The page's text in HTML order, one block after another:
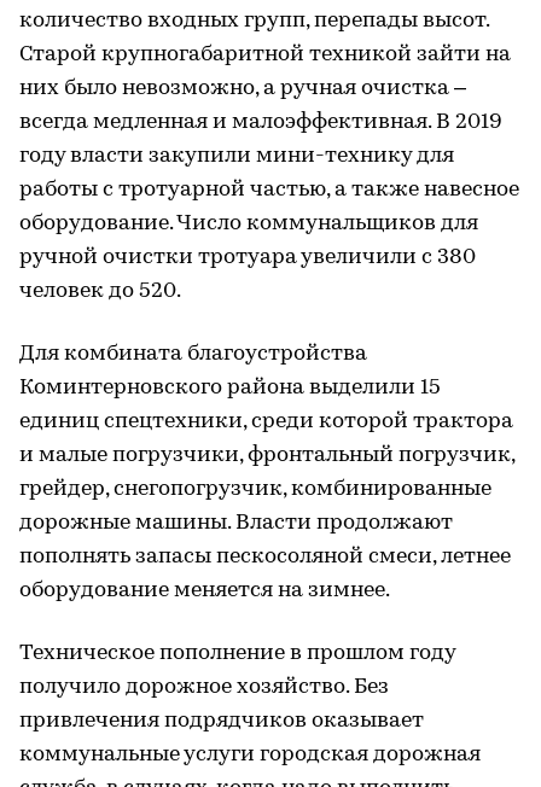
количество входных групп, перепады высот.
Старой крупногабаритной техникой зайти на
них было невозможно, а ручная очистка –
всегда медленная и малоэффективная. В 2019
году власти закупили мини-технику для
работы с тротуарной частью, а также навесное
оборудование. Число коммунальщиков для
ручной очистки тротуара увеличили с 380
человек до 520.
Для комбината благоустройства
Коминтерновского района выделили 15
единиц спецтехники, среди которой трактора
и малые погрузчики, фронтальный погрузчик,
грейдер, снегопогрузчик, комбинированные
дорожные машины. Власти продолжают
пополнять запасы пескосоляной смеси, летнее
оборудование меняется на зимнее.
Техническое пополнение в прошлом году
получило дорожное хозяйство. Без
привлечения подрядчиков оказывает
коммунальные услуги городская дорожная